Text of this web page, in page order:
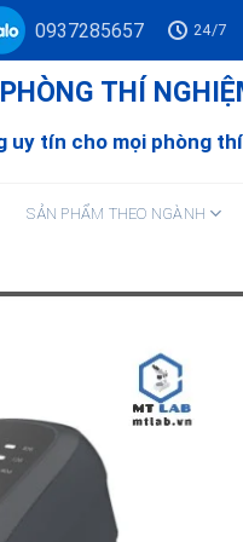
0937285657 24/7
THÍ
tín cho mọi phòng
SẢN PHẨM THEO NGÀNH